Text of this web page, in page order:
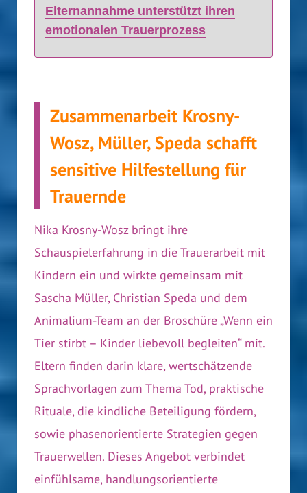
Elternannahme unterstützt ihren
emotionalen Trauerprozess
Zusammenarbeit Krosny-
Wosz, Müller, Speda schafft
sensitive Hilfestellung für
Trauernde
Nika Krosny-Wosz bringt ihre
Schauspielerfahrung in die Trauerarbeit mit
Kindern ein und wirkte gemeinsam mit
Sascha Müller, Christian Speda und dem
Animalium-Team an der Broschüre „Wenn ein
Tier stirbt – Kinder liebevoll begleiten“ mit.
Eltern finden darin klare, wertschätzende
Sprachvorlagen zum Thema Tod, praktische
Rituale, die kindliche Beteiligung fördern,
sowie phasenorientierte Strategien gegen
Trauerwellen. Dieses Angebot verbindet
einfühlsame, handlungsorientierte